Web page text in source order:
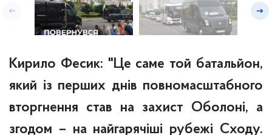
Кирило Фесик: "Це саме той батальйон,
який із перших днів повномасштабного
вторгнення став на захист Оболоні, а
згодом – на найгарячіші рубежі Сходу.